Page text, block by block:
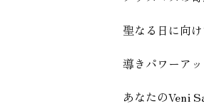
聖なる日に向
導きパワーア
あなたのVeni